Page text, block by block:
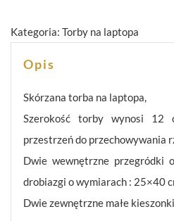
Kategoria: Torby na laptopa
Opis
Skórzana torba na laptopa,
Szerokość torby wynosi 12
przestrzeń do przechowywania
Dwie wewnętrzne przegródki
drobiazgi o wymiarach : 25×40
Dwie zewnętrzne małe